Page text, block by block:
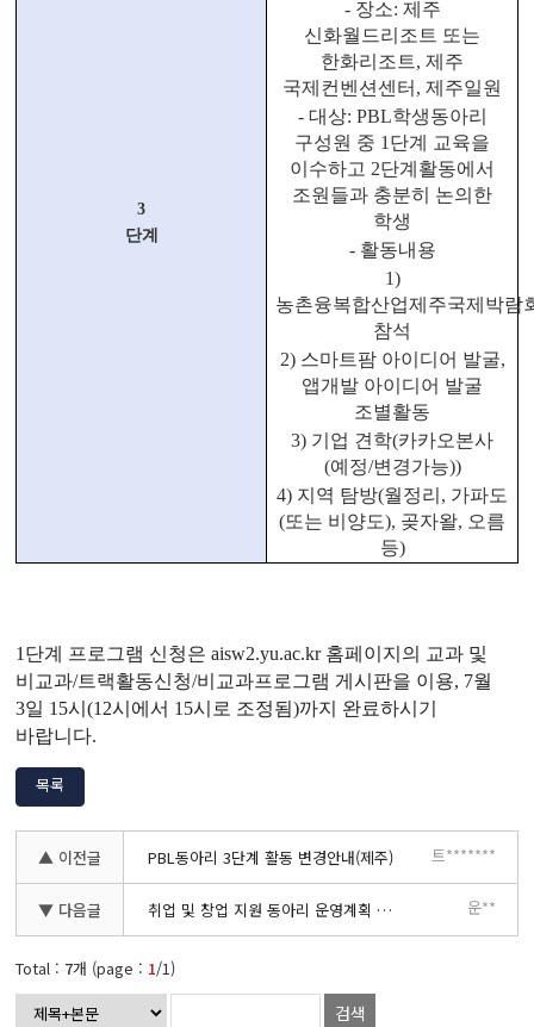
3
단계
- 장소: 제주
신화월드리조트 또는
한화리조트,제주
국제컨벤션센터 ,제주일원
- 대상: PBL학생동아리
구성원 중 1 단계 교육을
이수하고 2단계활동에서
조원들과 충분히 논의한
학생
- 활동내용
1)
농촌융복합산업제주국제박람
참석
2) 스마트팜 아이디어 발굴,
앱개발 아이디어 발굴
조별활동
3) 기업 견학(카카오본사
(예정/변경가능))
4) 지역 탐방(월정리 , 가파도
(또는 비양도), 곶자왈, 오름
등)
1 단계 프로그램 신청은aisw2.yu.ac.kr 홈페이지의 교과 및
비교과/트랙활동신청/비교과프로그램 게시판을 이용, 7월
3일 15시(12시에서 15시로 조정됨)까지 완료하시기
바랍니다.
목록
▲ 이전글 PBL동아리 3단계 활동 변경안내(제주) 트*******
▼ 다음글 취업 및 창업 지원 동아리 운영계획 공지 운**
Total : 7개 (page : 1/1)
검색